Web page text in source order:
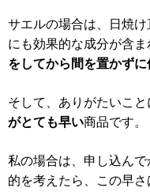
サエルの場合は、日焼
にも効果的な成分が含ま
をしてから間を置かず
そして、ありがたいこと
がとても早い商品です。
私の場合は、申し込ん
的を考えたら、この早さ